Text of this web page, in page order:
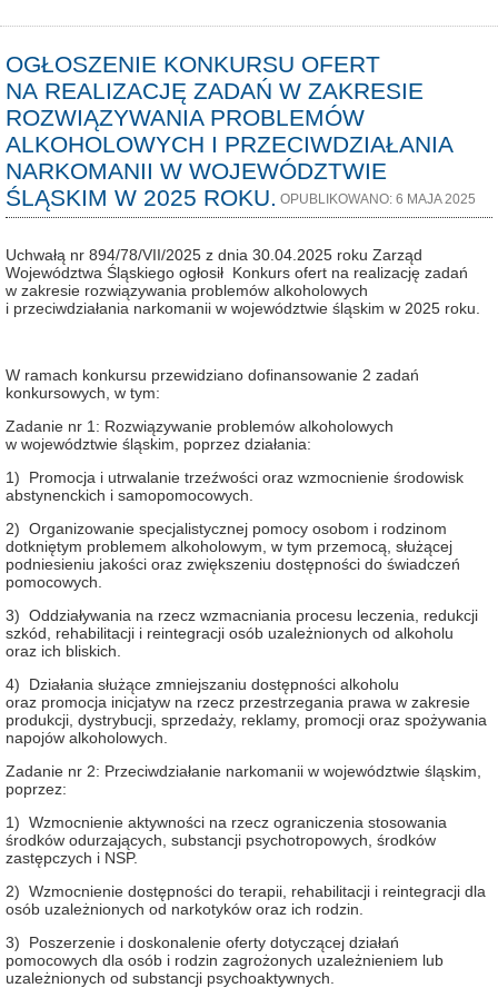
OGŁOSZENIE KONKURSU OFERT
NA REALIZACJĘ ZADAŃ W ZAKRESIE
ROZWIĄZYWANIA PROBLEMÓW
ALKOHOLOWYCH I PRZECIWDZIAŁANIA
NARKOMANII W WOJEWÓDZTWIE
ŚLĄSKIM W 2025 ROKU. OPUBLIKOWANO: 6 MAJA 2025
Uchwałą nr 894/78/VII/2025 z dnia 30.04.2025 roku Zarząd
Województwa Śląskiego ogłosił Konkurs ofert na realizację zadań
w zakresie rozwiązywania problemów alkoholowych
i przeciwdziałania narkomanii w województwie śląskim w 2025 roku.
W ramach konkursu przewidziano dofinansowanie 2 zadań
konkursowych, w tym:
Zadanie nr 1: Rozwiązywanie problemów alkoholowych
w województwie śląskim, poprzez działania:
1) Promocja i utrwalanie trzeźwości oraz wzmocnienie środowisk
abstynenckich i samopomocowych.
2) Organizowanie specjalistycznej pomocy osobom i rodzinom
dotkniętym problemem alkoholowym, w tym przemocą, służącej
podniesieniu jakości oraz zwiększeniu dostępności do świadczeń
pomocowych.
3) Oddziaływania na rzecz wzmacniania procesu leczenia, redukcji
szkód, rehabilitacji i reintegracji osób uzależnionych od alkoholu
oraz ich bliskich.
4) Działania służące zmniejszaniu dostępności alkoholu
oraz promocja inicjatyw na rzecz przestrzegania prawa w zakresie
produkcji, dystrybucji, sprzedaży, reklamy, promocji oraz spożywania
napojów alkoholowych.
Zadanie nr 2: Przeciwdziałanie narkomanii w województwie śląskim,
poprzez:
1) Wzmocnienie aktywności na rzecz ograniczenia stosowania
środków odurzających, substancji psychotropowych, środków
zastępczych i NSP.
2) Wzmocnienie dostępności do terapii, rehabilitacji i reintegracji dla
osób uzależnionych od narkotyków oraz ich rodzin.
3) Poszerzenie i doskonalenie oferty dotyczącej działań
pomocowych dla osób i rodzin zagrożonych uzależnieniem lub
uzależnionych od substancji psychoaktywnych.